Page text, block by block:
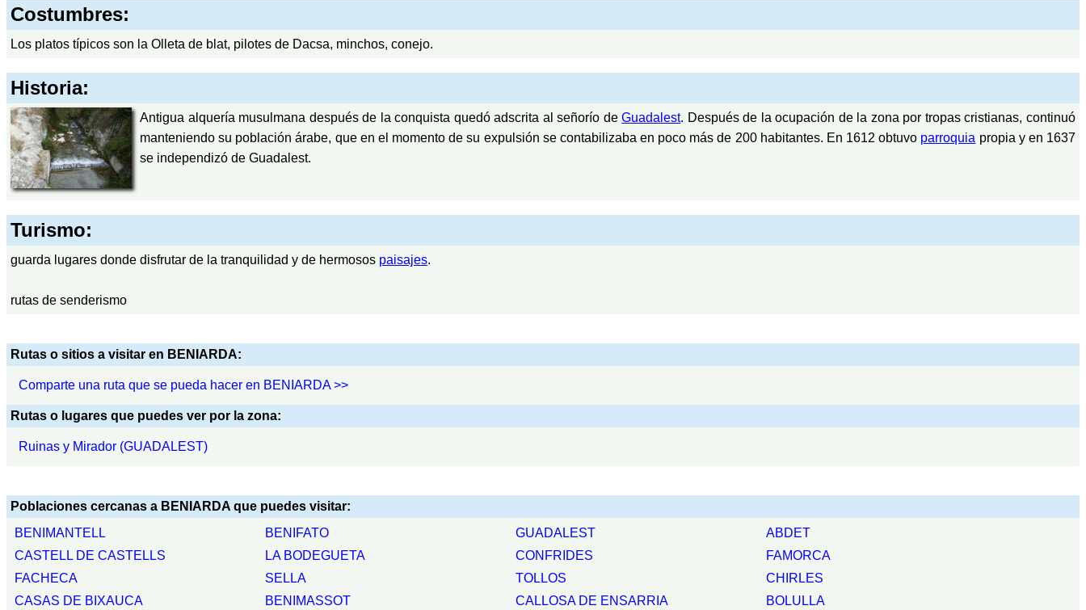
Costumbres:
Los platos típicos son la Olleta de blat, pilotes de Dacsa, minchos, conejo.
Historia:
Antigua alquería musulmana después de la conquista quedó adscrita al señorío deGuadalest. Después de la ocupación de la zona por tropas cristianas, continuó
manteniendo su población árabe, que en el momento de su expulsión se contabilizaba en poco más de 200 habitantes. En 1612 obtuvo parroquia propia y en 1637
se independizó de Guadalest.
Turismo:
guarda lugares donde disfrutar de la tranquilidad y de hermosos paisajes.
rutas de senderismo
Rutas o sitios a visitar en BENIARDA:
Comparte una ruta que se pueda hacer en BENIARDA >>
Rutas o lugares que puedes ver por la zona:
Ruinas y Mirador (GUADALEST)
Poblaciones cercanas a BENIARDA que puedes visitar:
BENIMANTELL
BENIFATO GUADALEST
ABDET
CASTELL DE CASTELLS
LA BODEGUETA CONFRIDES
FAMORCA
FACHECA
SELLA TOLLOS
CHIRLES
CASAS DE BIXAUCA
BENIMASSOT CALLOSA DE ENSARRIA BOLULLA